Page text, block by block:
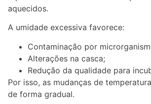
aquecidos.
A umidade excessiva favorece:
Contaminação por
Alterações na casca;
Redução da qualidade para
Por isso, as mudanças de
de forma gradual.